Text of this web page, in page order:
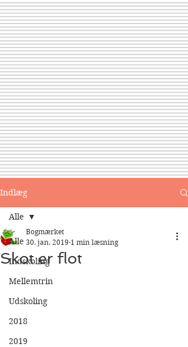
Indlæg
Alle
Indskoling
Mellemtrin
Udskoling
2018
2019
Alle
Skot er flot
Bogmærket
30. jan. 2019 1 min læsning